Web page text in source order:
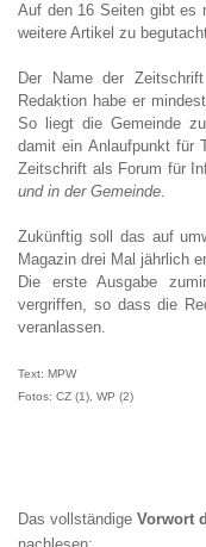
Auf den 16 Seiten gibt es
weitere Artikel zu
Der Name der
Redaktion habe er
So liegt die Gemeinde
damit ein Anlaufpunkt für
Zeitschrift als Forum für
und in der Gemeinde.
Zukünftig soll das auf
Magazin drei Mal jährlich
Die erste Ausgabe
vergriffen, so dass die
veranlassen.
Text: MPW
Fotos: CZ (1), WP (2)
Das vollständige Vorwort d